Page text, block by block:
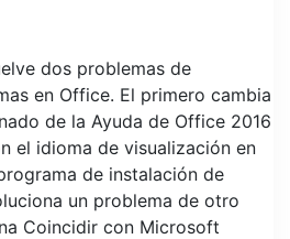
dos problemas de
en Office. El primero cambia
de la Ayuda de Office 2016
el idioma de visualización en
de instalación de
un problema de otro
Coincidir con Microsoft